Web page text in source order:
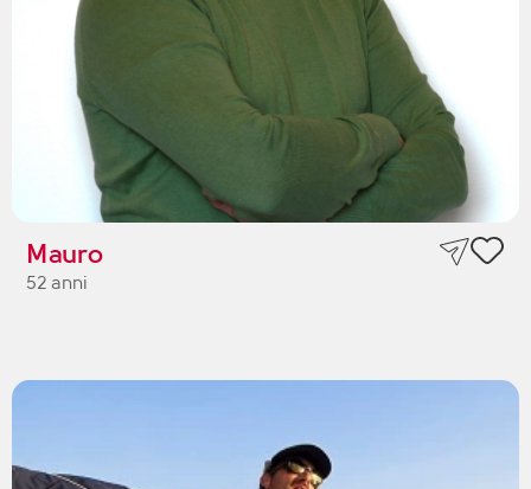
Mauro
52 anni